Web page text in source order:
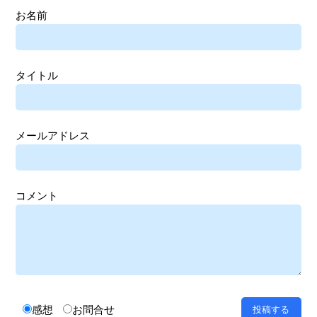
お名前
タイトル
メールアドレス
コメント
感想 お問合せ